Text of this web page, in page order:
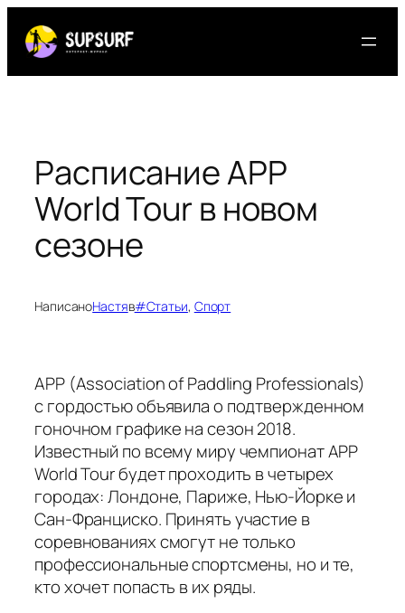
содержимому
Расписание APP
World Tour в новом
сезоне
НаписаноНастяв#Статьи, Спорт
APP (Association of Paddling Professionals)
с гордостью объявила о подтвержденном
гоночном графике на сезон 2018.
Известный по всему миру чемпионат APP
World Tour будет проходить в четырех
городах: Лондоне, Париже, Нью-Йорке и
Сан-Франциско. Принять участие в
соревнованиях смогут не только
профессиональные спортсмены, но и те,
кто хочет попасть в их ряды.